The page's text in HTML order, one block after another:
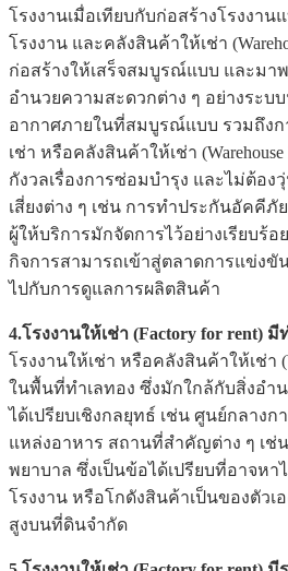
โรงงานเมื่อเทียบกับก่อสร้างโรงงาน
โรงงาน และคลังสินค้าให้เช่า
ก่อสร้างให้เสร็จสมบูรณ์แบบ และม
อำนวยความสะดวกต่าง ๆ อย่างระบ
อากาศภายในที่สมบูรณ์แบบ รวมถึงก
เช่า หรือคลังสินค้าให้เช่า
กังวลเรื่องการซ่อมบำรุง และไม่ต้อง
เสี่ยงต่าง ๆ เช่น การทำประกันอัคคีภั
ผู้ให้บริการมักจัดการไว้อย่างเรียบร้อ
กิจการสามารถเข้าสู่ตลาดการแข่งขัน
ไปกับการดูแลการผลิตสินค้า
4.โรงงานให้เช่า (Factory for rent) มี
โรงงานให้เช่า หรือคลังสินค้าให้เช่า
ในพื้นที่ทำเลทอง ซึ่งมักใกล้กับสิ่งอำ
ได้เปรียบเชิงกลยุทธ์ เช่น ศูนย์กลาง
แหล่งอาหาร สถานที่สำคัญต่าง ๆ เช่
พยาบาล ซึ่งเป็นข้อได้เปรียบที่อาจหา
โรงงาน หรือโกดังสินค้าเป็นของตัว
สูงบนที่ดินจำกัด